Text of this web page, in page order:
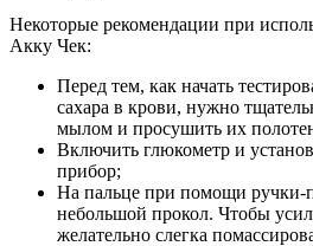
Некоторые рекомендации при
Акку Чек:
Перед тем, как начать
сахара в крови, нужно
мылом и просушить их
Включить глюкометр и
прибор;
На пальце при помощи ручки-
небольшой прокол. Чтобы
желательно слегка